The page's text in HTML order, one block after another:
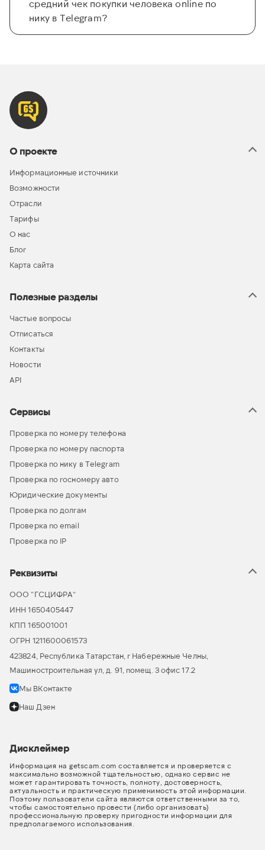
средний чек покупки человека online по
нику в Telegram?
О проекте
Информационные источники
Возможности
Отрасли
Тарифы
О нас
Блог
Карта сайта
Полезные разделы
Частые вопросы
Отписаться
Контакты
Новости
API
Сервисы
Проверка по номеру телефона
Проверка по номеру паспорта
Проверка по нику в Telegram
Проверка по госномеру авто
Юридические документы
Проверка по долгам
Проверка по email
Проверка по IP
Реквизиты
ООО “ГСЦИФРА”
ИНН 1650405447
КПП 165001001
ОГРН 1211600061573
423824, Республика Татарстан, г Набережные Челны,
Машиностроительная ул, д. 91, помещ. 3 офис 17.2
Мы ВКонтакте
Наш Дзен
Дисклеймер
Информация на getscam.com составляется и проверяется с
максимально возможной тщательностью, однако сервис не
может гарантировать точность, полноту, достоверность,
актуальность и практическую применимость этой информации.
Поэтому пользователи сайта являются ответственными за то,
чтобы самостоятельно провести (либо организовать)
профессиональную проверку пригодности информации для
предполагаемого использования.